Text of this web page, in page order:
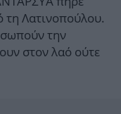
τη Λατινοπούλου.
την
στον λαό ούτε